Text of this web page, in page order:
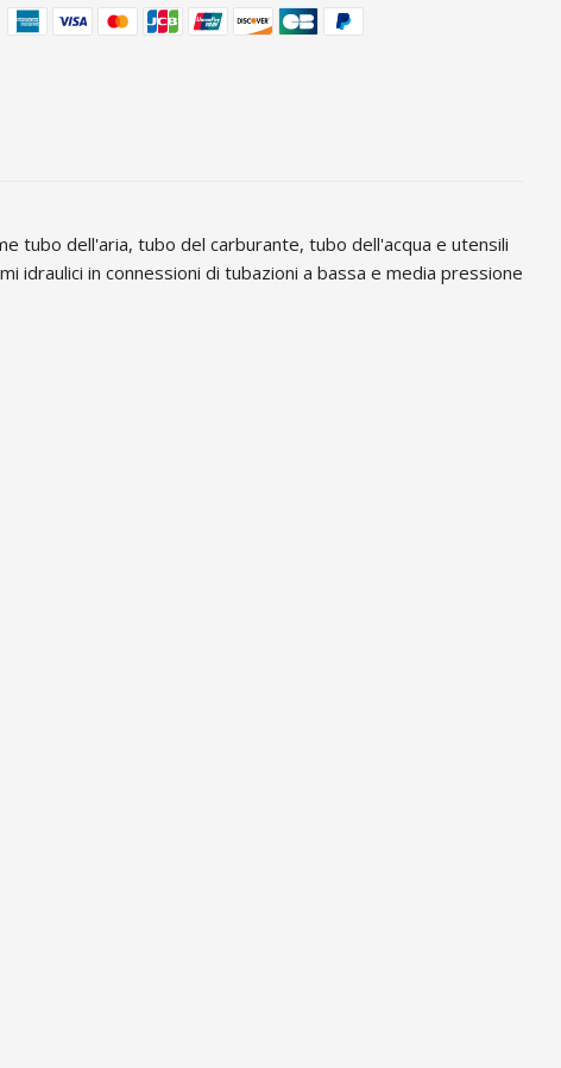
tubo dell'aria, tubo del carburante, tubo dell'acqua e utensili
idraulici in connessioni di tubazioni a bassa e media pressione